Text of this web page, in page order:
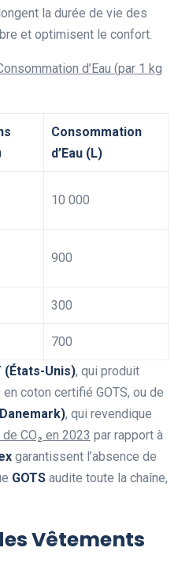
la durée de vie des
et optimisent le confort.
d’Eau (par 1 kg
Consommation
d’Eau (L)
10 000
900
300
700
(États-Unis), qui produit
coton certifié GOTS, ou de
, qui revendique
CO₂ en 2023 par rapport à
garantissent l’absence de
GOTS audite toute la chaîne,
Vêtements